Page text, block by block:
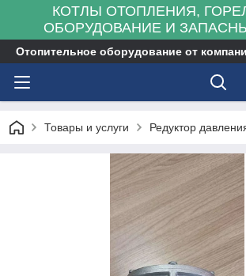
КОТЛЫ ОТОПЛЕНИЯ,
ОБОРУДОВАНИЕ И
Отопительное оборудование от
Товары и услуги Редуктор